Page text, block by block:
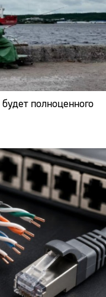
полноценного